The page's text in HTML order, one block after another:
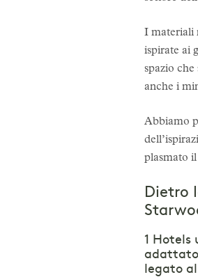
I materiali
ispirate ai
spazio
anche i
Abbiamo
plasmato
Dietro
1
adattato
legato